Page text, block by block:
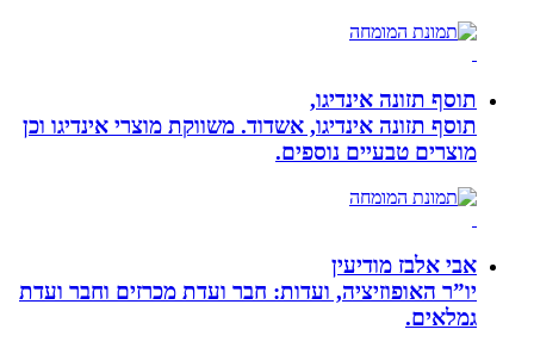
תוסף תזונה אינדיגו,
תוסף תזונה אינדיגו, אשדוד. משווקת מוצרי אינדיגו וכן
מוצרים טבעיים נוספים.
אבי אלבז מודיעין
יו”ר האופוזיציה, ועדות: חבר ועדת מכרזים וחבר ועדת
גמלאים.